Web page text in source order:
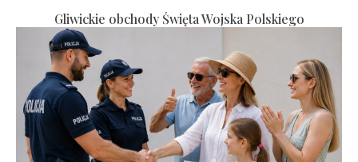
Gliwickie obchody Święta Wojska Polskiego